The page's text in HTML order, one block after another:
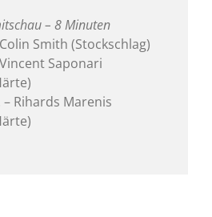
– 8 Minuten
Smith (Stockschlag)
Saponari
– Rihards Marenis